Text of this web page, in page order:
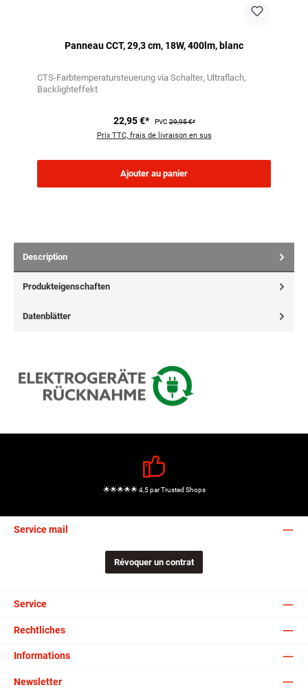
Panneau CCT, 29,3 cm, 18W, 400lm, blanc
CTS-Farbtemperatursteuerung via Schalter Ultraflach
Backlighteffekt
22,95 €* PVC29,95 €*
Prix TTC, frais de livraison en sus
Ajouter au panier
Description
Produkteigenschaften
Datenblätter
🌟🌟🌟🌟🌟 4,5 par Trusted Shops
Service mail
Révoquer un contrat
Service
Rechtliches
Informations
Newsletter